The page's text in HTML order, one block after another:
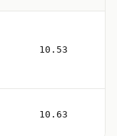
10.53
10.63